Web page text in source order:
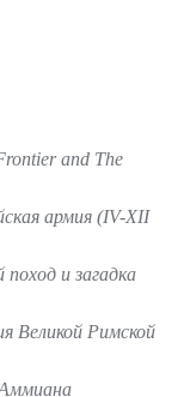
and The
армия (IV-XII
и загадка
Великой Римской